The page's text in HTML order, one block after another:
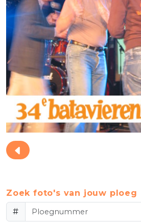
Zoek foto's van jouw ploeg
#